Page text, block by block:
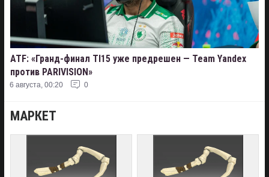
ATF: «Гранд-финал TI15 уже предрешен — Team Yandex
против PARIVISION»
6 августа, 00:20 0
МАРКЕТ